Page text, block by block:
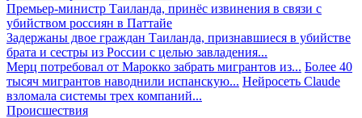
Премьер-министр Таиланда, принёс извинения в связи с
убийством россиян в Паттайе
Задержаны двое граждан Таиланда, признавшиеся в убийстве
брата и сестры из России с целью завладения...
Мерц потребовал от Марокко забрать мигрантов из... Более 40
тысяч мигрантов наводнили испанскую... Нейросеть Claude
взломала системы трех компаний...
Происшествия